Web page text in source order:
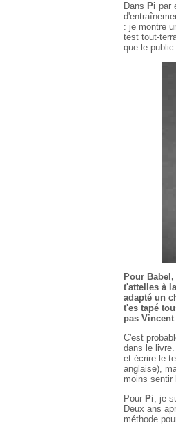
Dans Pi par
: je montre
test tout-
que le
Pour
t'attelles à
adapté un
t'es tapé
pas Vincent
C'est
dans le
et écrire le
anglaise),
moins sentir
Pour Pi, je
Deux ans
méthode